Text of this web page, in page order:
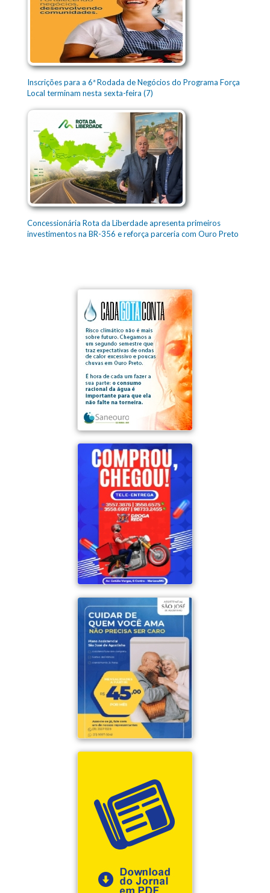
Inscrições para a 6ª Rodada de Negócios do Programa Força
Local terminam nesta sexta-feira (7)
Concessionária Rota da Liberdade apresenta primeiros
investimentos na BR-356 e reforça parceria com Ouro Preto